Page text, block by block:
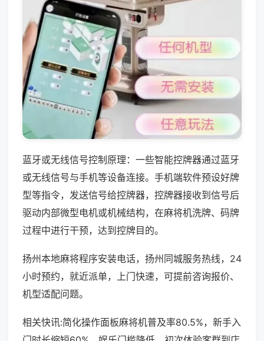
蓝牙或无线信号控制原理：一些智能控牌器通过蓝牙
或无线信号与手机等设备连接。手机端软件预设好牌
型等指令，发送信号给控牌器，控牌器接收到信号后
驱动内部微型电机或机械结构，在麻将机洗牌、码牌
过程中进行干预，达到控牌目的。
扬州本地麻将程序安装电话，扬州同城服务热线，24
小时预约，就近派单，上门快速，可提前咨询报价、
机型适配问题。
相关快讯:简化操作面板麻将机普及率80.5%，新手入